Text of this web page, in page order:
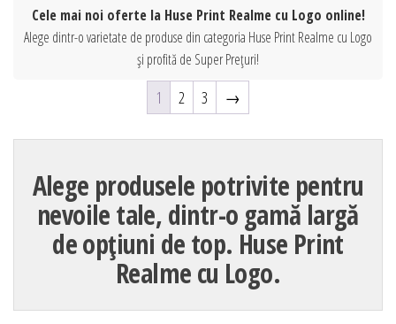
Cele mai noi oferte la Huse Print Realme cu Logo online!
Alege dintr-o varietate de produse din categoria Huse Print Realme cu Logo
și profită de Super Prețuri!
1 2 3 →
Alege produsele potrivite pentru
nevoile tale, dintr-o gamă largă
de opțiuni de top. Huse Print
Realme cu Logo.